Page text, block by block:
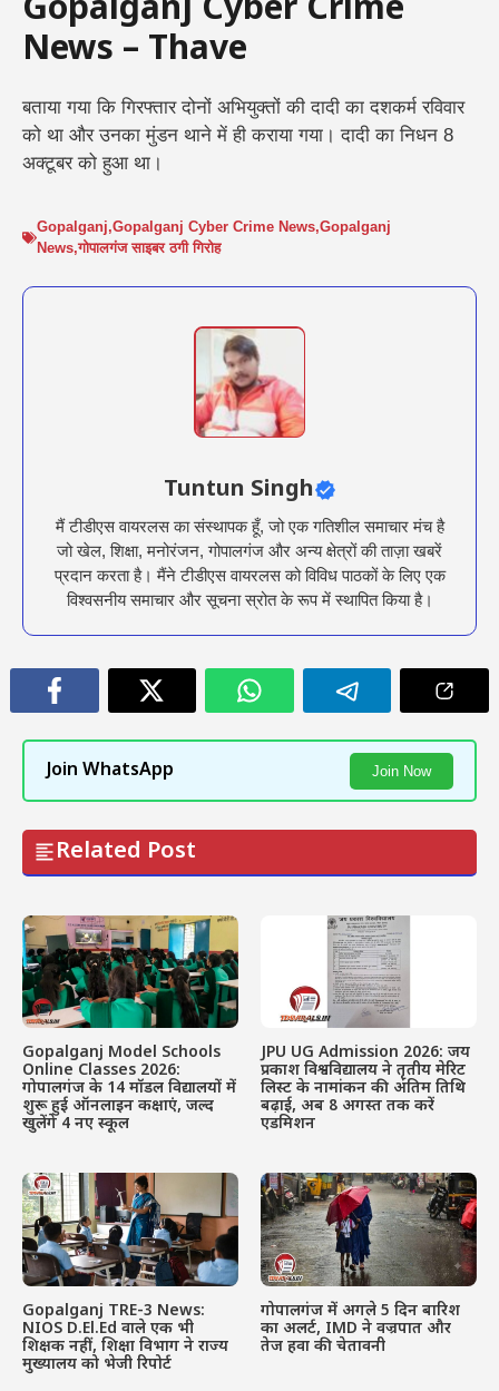
Gopalganj Cyber Crime
News – Thave
बताया गया कि गिरफ्तार दोनों अभियुक्तों की दादी का दशकर्म रविवार
को था और उनका मुंडन थाने में ही कराया गया। दादी का निधन 8
अक्टूबर को हुआ था।
Gopalganj,Gopalganj Cyber Crime News,Gopalganj
News,गोपालगंज साइबर ठगी गिरोह
Tuntun Singh
मैं टीडीएस वायरलस का संस्थापक हूँ, जो एक गतिशील समाचार मंच है
जो खेल, शिक्षा, मनोरंजन, गोपालगंज और अन्य क्षेत्रों की ताज़ा खबरें
प्रदान करता है। मैंने टीडीएस वायरलस को विविध पाठकों के लिए एक
विश्वसनीय समाचार और सूचना स्रोत के रूप में स्थापित किया है।
Join WhatsApp Join Now
Related Post
Gopalganj Model Schools
Online Classes 2026:
गोपालगंज के 14 मॉडल विद्यालयों में
शुरू हुई ऑनलाइन कक्षाएं, जल्द
खुलेंगे 4 नए स्कूल
JPU UG Admission 2026: जय
प्रकाश विश्वविद्यालय ने तृतीय मेरिट
लिस्ट के नामांकन की अंतिम तिथि
बढ़ाई, अब 8 अगस्त तक करें
एडमिशन
Gopalganj TRE-3 News:
NIOS D.El.Ed वाले एक भी
शिक्षक नहीं, शिक्षा विभाग ने राज्य
मुख्यालय को भेजी रिपोर्ट
गोपालगंज में अगले 5 दिन बारिश
का अलर्ट, IMD ने वज्रपात और
तेज हवा की चेतावनी